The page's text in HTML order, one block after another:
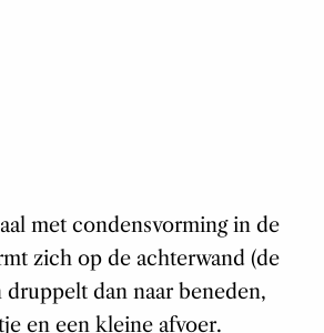
met condensvorming in de
zich op de achterwand (de
dan naar beneden,
en een kleine afvoer.